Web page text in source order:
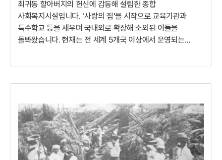
최귀동 할아버지의 헌신에 감동해 설립한 종합
사회복지시설입니다. '사랑의 집'을 시작으로 교육기관과
특수학교 등을 세우며 국내외로 확장해 소외된 이들을
돌봐왔습니다. 현재는 전 세계 5개국 이상에서 운영되는